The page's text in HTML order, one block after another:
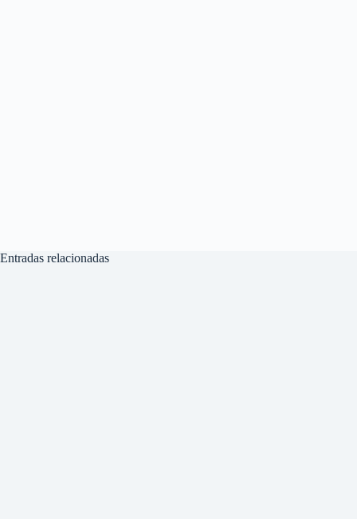
Entradas relacionadas